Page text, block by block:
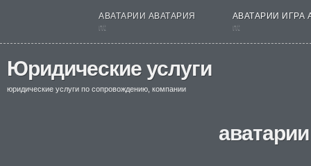
АВАТАРИИ АВАТАРИЯ
nt
АВАТАРИИ ИГРА
nt
Юридические услуги
юридические услуги по сопровождению, компании